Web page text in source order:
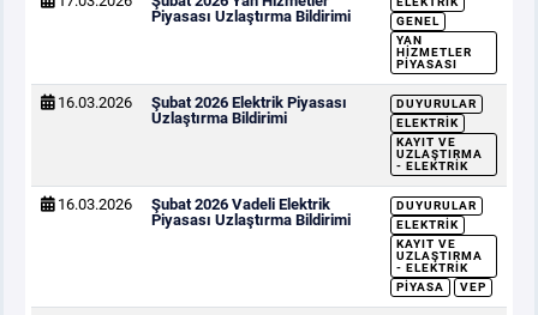
Piyasası Uzlaştırma Bildirimi
GENEL
YAN
HIZMETLER
PIYASASI
16.03.2026
Şubat 2026 Elektrik Piyasası
Uzlaştırma Bildirimi
DUYURULAR
ELEKTRIK
KAYIT VE
UZLAŞTIRMA
- ELEKTRIK
16.03.2026
Şubat 2026 Vadeli Elektrik
Piyasası Uzlaştırma Bildirimi
DUYURULAR
ELEKTRIK
KAYIT VE
UZLAŞTIRMA
- ELEKTRIK
PIYASA
VEP